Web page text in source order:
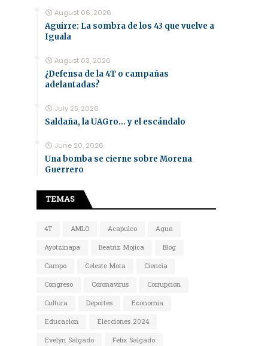
August 06, 2026
Aguirre: La sombra de los 43 que vuelve a
Iguala
August 03, 2026
¿Defensa de la 4T o campañas
adelantadas?
July 25, 2026
Saldaña, la UAGro... y el escándalo
June 20, 2026
Una bomba se cierne sobre Morena
Guerrero
TEMAS
4T AMLO Acapulco
Agua
Ayotzinapa
Beatriz Mojica
Blog
Campo
Celeste Mora
Ciencia
Congreso
Coronavirus
Corrupcion
Cultura
Deportes
Economia
Educacion
Elecciones 2024
Evelyn Salgado
Felix Salgado